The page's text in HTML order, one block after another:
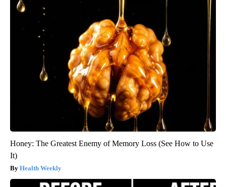
Honey: The Greatest Enemy of Memory Loss (See How to Use
It)
Health Weekly